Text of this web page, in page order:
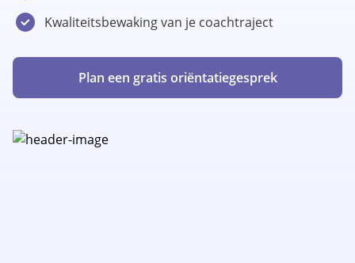
Kwaliteitsbewaking van je coachtraject
Plan een gratis oriëntatiegesprek